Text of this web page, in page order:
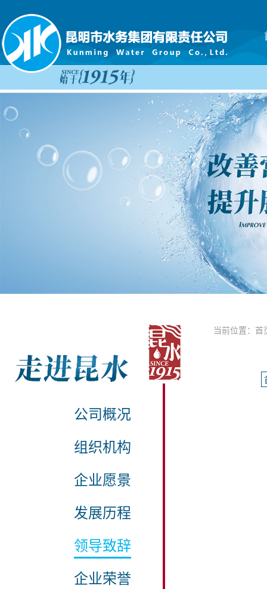
公司概况
组织机构
企业愿景
发展历程
领导致辞
企业荣誉
当前位置： 首